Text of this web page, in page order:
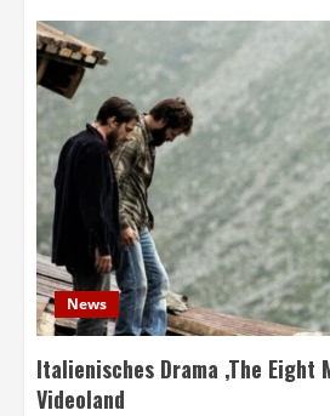
News
Italienisches Drama ‚The Eight
Videoland